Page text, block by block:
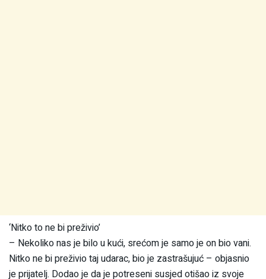
‘Nitko to ne bi preživio’
– Nekoliko nas je bilo u kući, srećom je samo je on bio vani.
Nitko ne bi preživio taj udarac, bio je zastrašujuć – objasnio
je prijatelj. Dodao je da je potreseni susjed otišao iz svoje